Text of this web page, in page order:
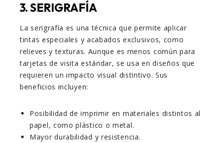
3.SERIGRAFÍA
La serigrafía es una técnica que permite aplicar
tintas especiales y acabados exclusivos, como
relieves y texturas. Aunque es menos común para
tarjetas de visita estándar, se usa en diseños que
requieren un impacto visual distintivo. Sus
beneficios incluyen:
Posibilidad de imprimir en materiales distintos al
papel, como plástico o metal.
Mayor durabilidad y resistencia.